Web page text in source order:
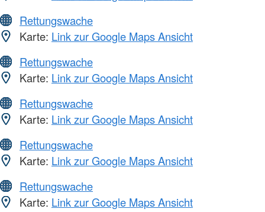
Rettungswache
Karte: Link zur Google Maps Ansicht
Rettungswache
Karte: Link zur Google Maps Ansicht
Rettungswache
Karte: Link zur Google Maps Ansicht
Rettungswache
Karte: Link zur Google Maps Ansicht
Rettungswache
Karte: Link zur Google Maps Ansicht